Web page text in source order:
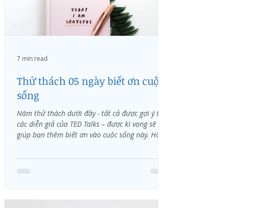
Thử thách 05 ngày biết ơn cuộc
sống
Năm thử thách dưới đây - tất cả được gợi ý từ
các diễn giả của TED Talks – được kì vọng sẽ
giúp bạn thêm biết ơn vào cuộc sống này. Hãy...
7 min read